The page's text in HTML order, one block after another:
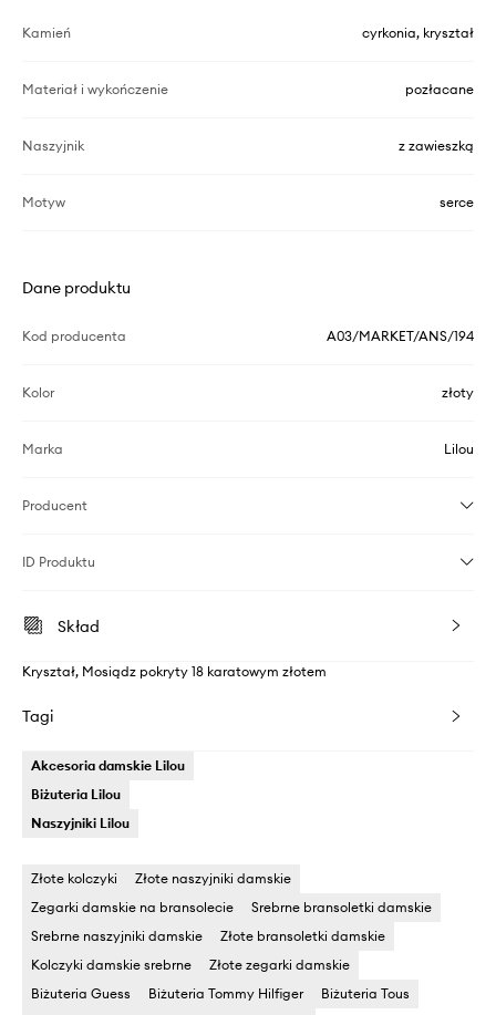
Kamień cyrkonia, kryształ
Materiał i wykończenie pozłacane
Naszyjnik z zawieszką
Motyw serce
Dane produktu
Kod producenta A03/MARKET/ANS/194
Kolor złoty
Marka Lilou
Producent
ID Produktu
Skład
Kryształ, Mosiądz pokryty 18 karatowym złotem
Tagi
Akcesoria damskie Lilou
Biżuteria Lilou
Naszyjniki Lilou
Złote kolczyki
Złote naszyjniki damskie
Zegarki damskie na bransolecie
Srebrne bransoletki damskie
Srebrne naszyjniki damskie
Złote bransoletki damskie
Kolczyki damskie srebrne
Złote zegarki damskie
Biżuteria Guess
Biżuteria Tommy Hilfiger
Biżuteria Tous